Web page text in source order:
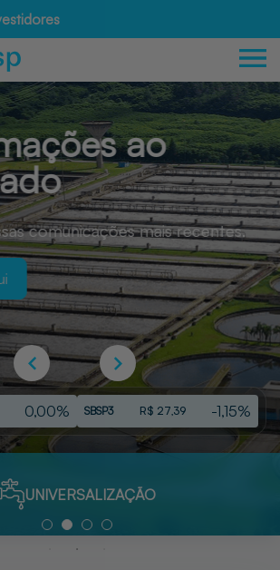
ao
comunicações mais recentes.
UNIVERSALIZAÇÃO
0,00% SBSP3 R$ 27,39 -1,15%